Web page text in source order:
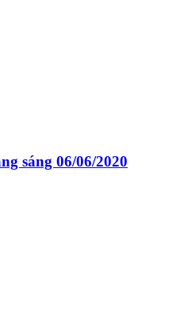
sáng 06/06/2020